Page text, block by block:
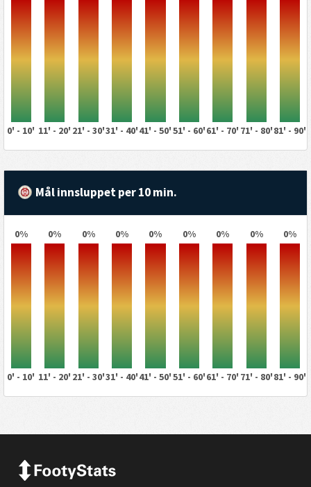
0' - 10' 11' - 20' 21' - 30'31' - 40'41' - 50'51' - 60'61' - 70' 71' - 80'81' - 90'
Mål innsluppet per 10 min.
0% 0% 0% 0% 0% 0% 0% 0% 0%
0' - 10' 11' - 20' 21' - 30'31' - 40'41' - 50'51' - 60'61' - 70' 71' - 80'81' - 90'